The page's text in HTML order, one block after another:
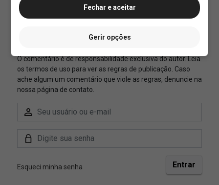
Fechar e aceitar
Gerir opções